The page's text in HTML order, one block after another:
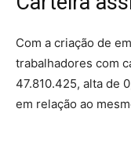
Com a criação de
trabalhadores com
47.810.425, alta de
em relação ao